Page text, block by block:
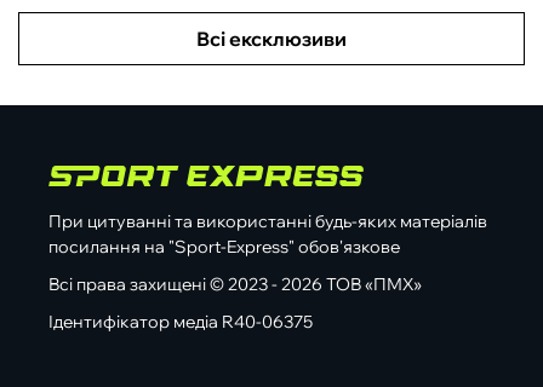
Всі ексклюзиви
При цитуванні та використанні будь-яких матеріалів
посилання на "Sport-Express" обов'язкове
Всі права захищені © 2023 - 2026 ТОВ «ПМХ»
Ідентифікатор медіа R40-06375